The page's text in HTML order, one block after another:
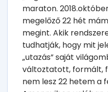
maraton.
megelőző 22 hét
megint. Akik
tudhatják, hogy mit
„utazás” saját
változtatott, formált,
nem lesz 22 hetem a